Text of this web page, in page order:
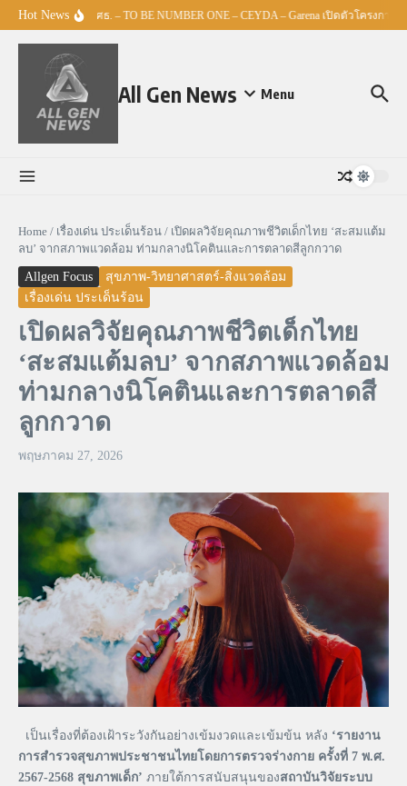
Skip to content
Hot News ศธ. – TO BE NUMBER ONE – CEYDA – Garena เปิดตัวโครงการ
All Gen News Menu
Home / เรื่องเด่น ประเด็นร้อน / เปิดผลวิจัยคุณภาพชีวิตเด็กไทย ‘สะสมแต้ม
ลบ’ จากสภาพแวดล้อม ท่ามกลางนิโคตินและการตลาดสีลูกกวาด
Allgen Focus
สุขภาพ-วิทยาศาสตร์-สิ่งแวดล้อม
เรื่องเด่น ประเด็นร้อน
เปิดผลวิจัยคุณภาพชีวิตเด็กไทย
‘สะสมแต้มลบ’ จากสภาพแวดล้อม
ท่ามกลางนิโคตินและการตลาดสี
ลูกกวาด
พฤษภาคม 27, 2026
เป็นเรื่องที่ต้องเฝ้าระวังกันอย่างเข้มงวดและเข้มข้น หลัง ‘รายงาน
การสำรวจสุขภาพประชาชนไทยโดยการตรวจร่างกาย ครั้งที่ 7 พ.ศ.
2567-2568 สุขภาพเด็ก’ ภายใต้การสนับสนุนของสถาบันวิจัยระบบ